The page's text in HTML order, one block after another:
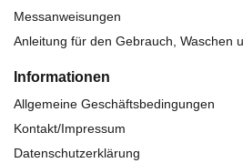
Messanweisungen
Anleitung für den Gebrauch, Waschen
Informationen
Allgemeine Geschäftsbedingungen
Kontakt/Impressum
Datenschutzerklärung